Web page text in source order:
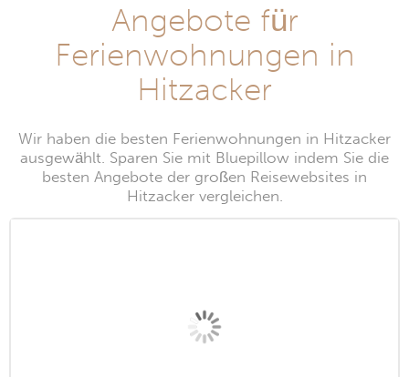
Angebote für
Ferienwohnungen in
Hitzacker
Wir haben die besten Ferienwohnungen in Hitzacker
ausgewählt. Sparen Sie mit Bluepillow indem Sie die
besten Angebote der großen Reisewebsites in
Hitzacker vergleichen.